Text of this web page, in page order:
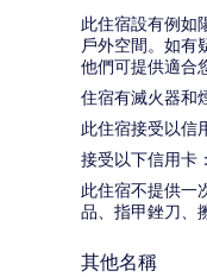
此住宿設有例如
戶外空間。如有
他們可提供適合
住宿有滅火器和
此住宿接受以信
接受以下信用卡
此住宿不提供一
品、指甲銼刀、
其他名稱